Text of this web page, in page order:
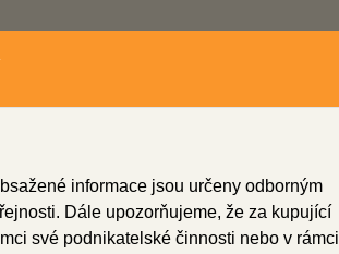
informace jsou určeny odborným
Dále upozorňujeme, že za kupující
své podnikatelské činnosti nebo v rámci